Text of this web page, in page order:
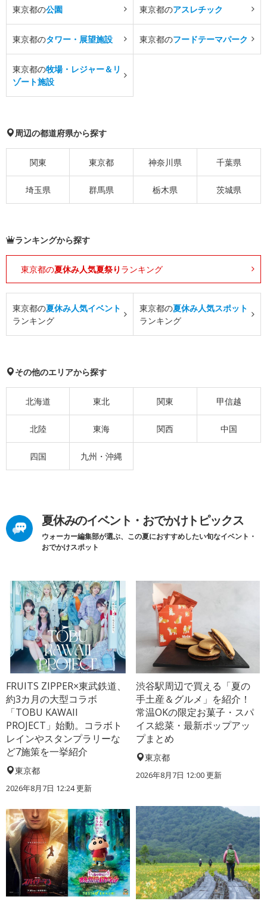
東京都の公園 東京都のアスレチック
東京都のタワー・展望施設 東京都のフードテーマパーク
東京都の牧場・レジャー＆リ
ゾート施設
周辺の都道府県から探す
関東 東京都 神奈川県 千葉県
埼玉県 群馬県 栃木県 茨城県
ランキングから探す
東京都の夏休み人気夏祭り ランキング
東京都の夏休み人気イベント
ランキング
東京都の夏休み人気スポット
ランキング
その他のエリアから探す
北海道 東北 関東 甲信越
北陸 東海 関西 中国
四国 九州・沖縄
夏休みのイベント・おでかけトピックス
ウォーカー編集部が選ぶ、この夏におすすめしたい旬なイベント・
おでかけスポット
FRUITS ZIPPER×東武鉄道、
約3カ月の大型コラボ
「TOBU KAWAII
PROJECT」始動。コラボト
レインやスタンプラリーな
ど7施策を一挙紹介
東京都
2026年8月7日 12:24更新
渋谷駅周辺で買える「夏の
手土産＆グルメ」を紹介！
常温OKの限定お菓子・スパ
イス総菜・最新ポップアッ
プまとめ
東京都
2026年8月7日 12:00更新